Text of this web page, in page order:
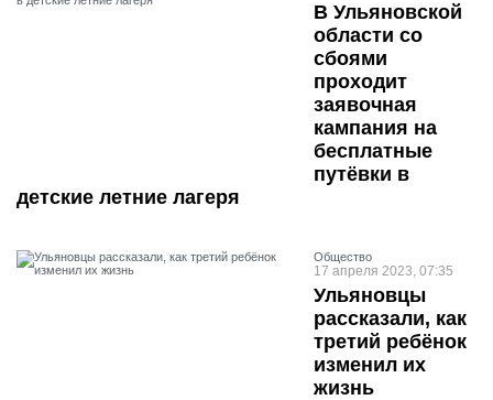
В Ульяновской
области со
сбоями
проходит
заявочная
кампания на
бесплатные
путёвки в
детские летние лагеря
Общество
17 апреля 2023, 07:35
Ульяновцы
рассказали, как
третий ребёнок
изменил их
жизнь